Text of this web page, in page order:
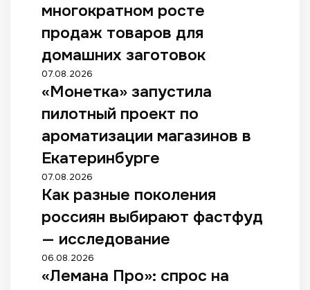
многократном росте
продаж товаров для
домашних заготовок
07.08.2026
«Монетка» запустила
пилотный проект по
ароматизации магазинов в
Екатеринбурге
07.08.2026
Как разные поколения
россиян выбирают фастфуд
— исследование
06.08.2026
«Лемана Про»: спрос на